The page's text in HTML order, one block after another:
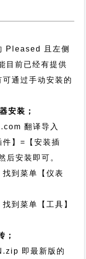
Pleased 且左侧
目前已经有提供
通过手动安装的
安装；
翻译导入
】=【安装插
后安装即可。
到菜单【仪表
到菜单【工具】
；
即最新版的